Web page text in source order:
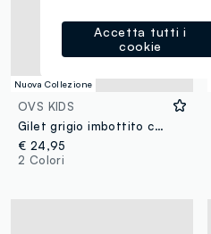
Nuova Collezione
OVS KIDS
Gilet grigio imbottito con zip e collo alto per bambino
€ 24,95
2 Colori
Accetta tutti i
cookie